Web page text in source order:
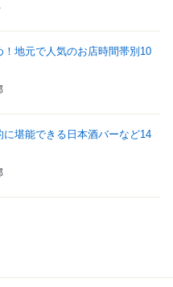
地元で人気のお店時間帯別10
堪能できる日本酒バーなど14